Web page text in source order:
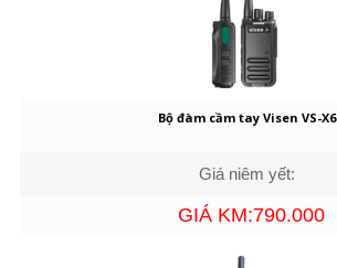
Bộ đàm cầm tay Visen VS-X6
Giá niêm yết:
GIÁ KM:790.000